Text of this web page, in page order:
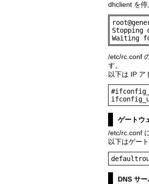
dhclient を停
Stopping
Waiting
/etc/rc.conf
す。
以下は IP ア
ゲートウ
/etc/rc.conf
以下はゲー
DNS サー